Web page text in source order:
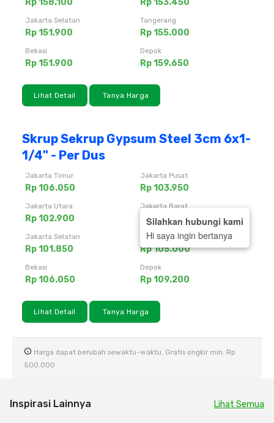
Rp 158.100 Rp 153.450
Jakarta Selatan
Rp 151.900
Tangerang
Rp 155.000
Bekasi
Rp 151.900
Depok
Rp 159.650
Lihat Detail Tanya Harga
Skrup Sekrup Gypsum Steel 3cm 6x1-
1/4" - Per Dus
Jakarta Timur
Rp 106.050
Jakarta Pusat
Rp 103.950
Jakarta Utara
Rp 102.900
Jakarta Barat
Rp 107.100
Jakarta Selatan
Rp 101.850
Tangerang
Rp 105.000
Bekasi
Rp 106.050
Depok
Rp 109.200
Lihat Detail Tanya Harga
Harga dapat berubah sewaktu-waktu. Gratis ongkir min. Rp
500.000
Inspirasi Lainnya Lihat Semua
Silahkan hubungi kami
Hi saya ingin bertanya